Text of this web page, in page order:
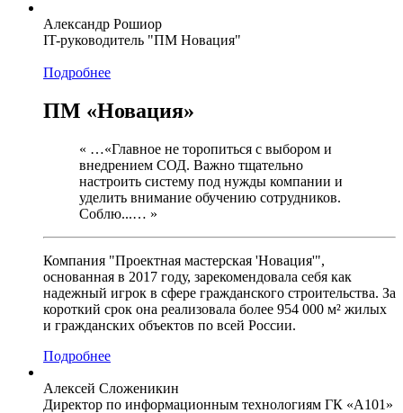
Александр Рошиор
IT-руководитель "ПМ Новация"
Подробнее
ПМ «Новация»
« …«Главное не торопиться с выбором и
внедрением СОД. Важно тщательно
настроить систему под нужды компании и
уделить внимание обучению сотрудников.
Соблю...… »
Компания "Проектная мастерская 'Новация'",
основанная в 2017 году, зарекомендовала себя как
надежный игрок в сфере гражданского строительства. За
короткий срок она реализовала более 954 000 м² жилых
и гражданских объектов по всей России.
Подробнее
Алексей Сложеникин
Директор по информационным технологиям ГК «А101»